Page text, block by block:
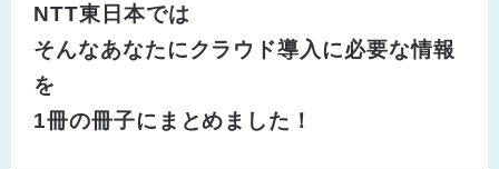
NTT東日本では
そんなあなたにクラウド導入に必要な情報
を
1冊の冊子にまとめました！